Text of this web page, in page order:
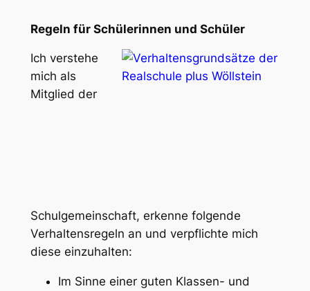
Regeln für Schülerinnen und Schüler
Ich verstehe
mich als
Mitglied der
Schulgemeinschaft, erkenne folgende
Verhaltensregeln an und verpflichte mich
diese einzuhalten:
Im Sinne einer guten Klassen- und